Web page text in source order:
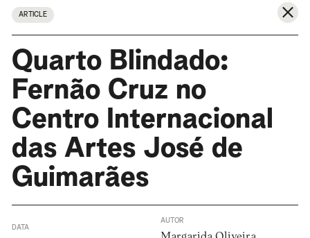
ARTICLE
Quarto Blindado:
Fernão Cruz no
Centro Internacional
das Artes José de
Guimarães
DATA
AUTOR